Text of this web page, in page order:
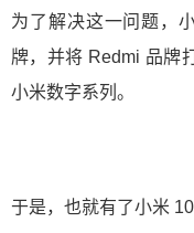
为了解决这一问题，
牌，并将 Redmi 品牌
小米数字系列。
于是，也就有了小米